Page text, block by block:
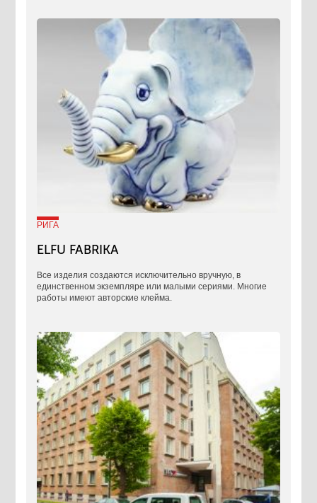
РИГА
ELFU FABRIKA
Все изделия создаются исключительно вручную, в
единственном экземпляре или малыми сериями. Многие
работы имеют авторские клейма.